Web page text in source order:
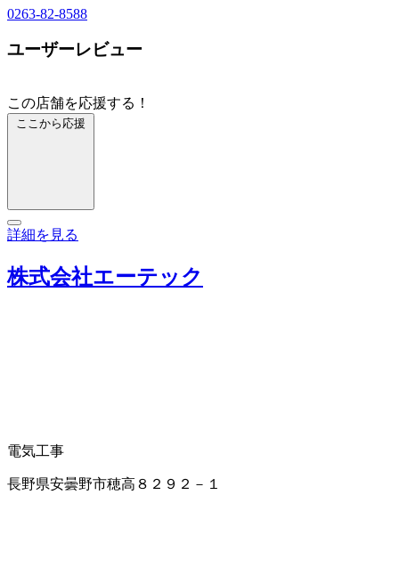
0263-82-8588
ユーザーレビュー
この店舗を応援する！
ここから応援
詳細を見る
株式会社エーテック
電気工事
長野県安曇野市穂高８２９２－１